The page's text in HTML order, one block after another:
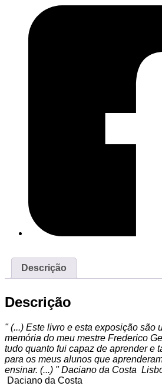
Descrição
Descrição
" (...) Este livro e esta exposição são
memória do meu mestre Frederico
tudo quanto fui capaz de aprender e
para os meus alunos que
ensinar. (...) " Daciano da Costa
Daciano da Costa